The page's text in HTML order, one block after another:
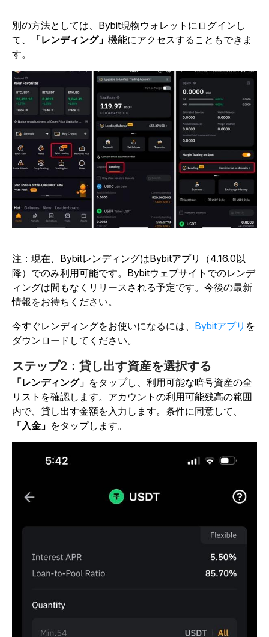
別の方法としては、Bybit現物ウォレットにログインし
て、
「レンディング」 機能にアクセスすることもできま
す。
注：現在、BybitレンディングはBybitアプリ（4.16.0以
降）でのみ利用可能です。Bybitウェブサイトでのレンデ
ィングは間もなくリリースされる予定です。今後の最新
情報をお待ちください。
今すぐレンディングをお使いになるには、 Bybitアプリ を
ダウンロードしてください。
ステップ2：貸し出す資産を選択する
「レンディング」 をタップし、利用可能な暗号資産の全
リストを確認します。アカウントの利用可能残高の範囲
内で、貸し出す金額を入力します。条件に同意して、
「入金」 をタップします。